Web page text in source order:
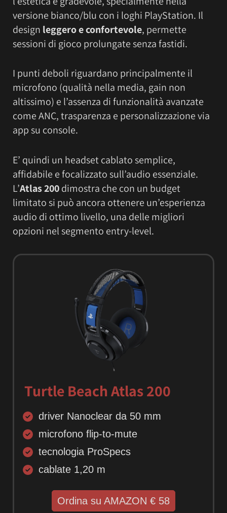
versione bianco/blu con i loghi PlayStation. Il
design leggero e confortevole, permette
sessioni di gioco prolungate senza fastidi.
I punti deboli riguardano principalmente il
microfono (qualità nella media, gain non
altissimo) e l’assenza di funzionalità avanzate
come ANC, trasparenza e personalizzazione via
app su console.
E’ quindi un headset cablato semplice,
affidabile e focalizzato sull’audio essenziale.
L’Atlas 200dimostra che con un budget
limitato si può ancora ottenere un’esperienza
audio di ottimo livello, una delle migliori
opzioni nel segmento entry-level.
Turtle Beach Atlas 200
driver Nanoclear da 50 mm
microfono flip-to-mute
tecnologia ProSpecs
cablate 1,20 m
Ordina su AMAZON € 58